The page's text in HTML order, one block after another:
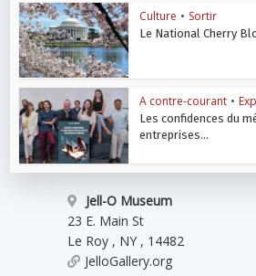
Culture • Sortir
Le National Cherry
A contre-courant •
Les confidences du
entreprises...
Jell-O Museum
23 E. Main St
Le Roy , NY , 14482
JelloGallery.org